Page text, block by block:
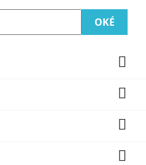



